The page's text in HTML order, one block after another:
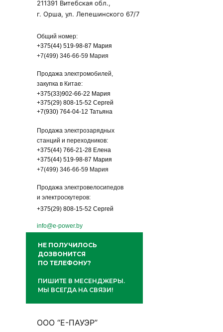
ООО “Е-ПАУЭР”
211391 Витебская обл.,
г. Орша, ул. Лепешинского 67/7
Общий номер:
info@e-power.by
Продажа электрозарядных
станций и переходников:
Продажа электромобилей,
закупка в Китае:
Продажа электровелосипедов
и электроскутеров:
+375(44) 519-98-87 Мария
+375(44) 519-98-87 Мария
+375(44) 766-21-28 Елена
+375(33)902-66-22 Мария
+375(29) 808-15-52 Сергей
+7(930) 764-04-12 Татьяна
+375(29) 808-15-52 Сергей
+7(499) 346-66-59 Мария
+7(499) 346-66-59 Мария
НЕ ПОЛУЧИЛОСЬ
ДОЗВОНИТСЯ
ПО ТЕЛЕФОНУ?
ПИШИТЕ В МЕСЕНДЖЕРЫ.
МЫ ВСЕГДА НА СВЯЗИ!